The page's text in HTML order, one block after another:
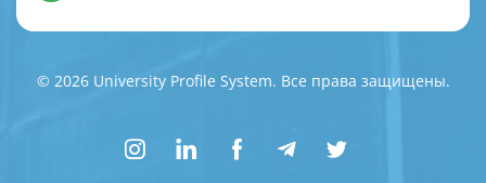
© 2026 University Profile System. Все права защищены.